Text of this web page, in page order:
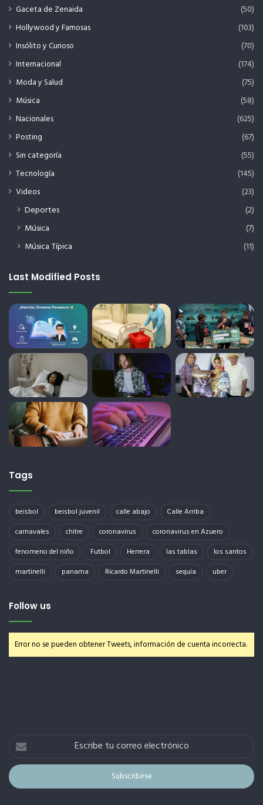
Gaceta de Zenaida
(50)
Hollywood y Famosas
(103)
Insólito y Curioso
(70)
Internacional
(174)
Moda y Salud
(75)
Música
(58)
Nacionales
(625)
Posting
(67)
Sin categoría
(55)
Tecnología
(145)
Videos
(23)
Deportes
(2)
Música
(7)
Música Típica
(11)
Last Modified Posts
Tags
beisbol beisbol juvenil calle abajo
Calle Arriba
carnavales
chitre coronavirus
coronavirus en Azuero
fenomeno del niño
Futbol Herrera las tablas
los santos
martinelli
panama Ricardo Martinelli sequia uber
Follow us
Error no se pueden obtener Tweets, información de cuenta incorrecta.
Escribe
correo
electrónico